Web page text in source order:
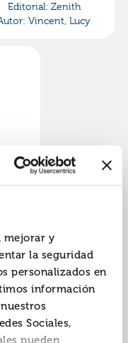
mejorar y
la seguridad
personalizados en
información
Sociales,
pueden
Editorial: Zenith
Vincent, Lucy
»